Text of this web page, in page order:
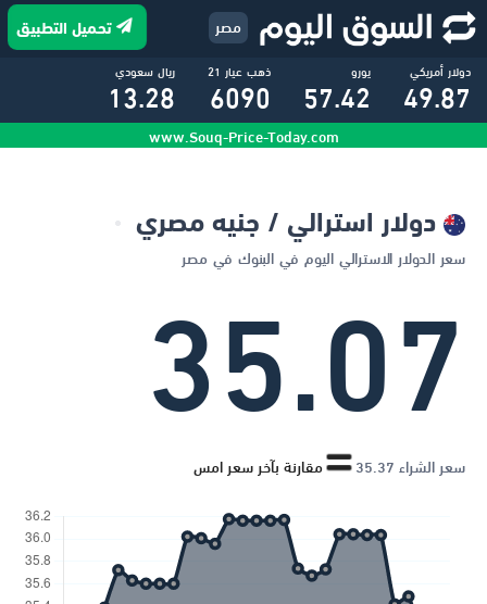
مصر تحميل التطبيق
دولار أمريكي
49.87
يورو
57.42
ذهب عيار 21
6090
ريال سعودي
13.28
13.57
ريال قطري
13.61
دينار كويتي
161.29
دينار أردني
70.30
129.62
131.92
www.Souq-Price-Today.com
دولار استرالي / جنيه مصري
سعر الدولار الاسترالي اليوم في البنوك في مصر
35.07
سعر الشراء 35.37 مقارنة بآخر سعر امس